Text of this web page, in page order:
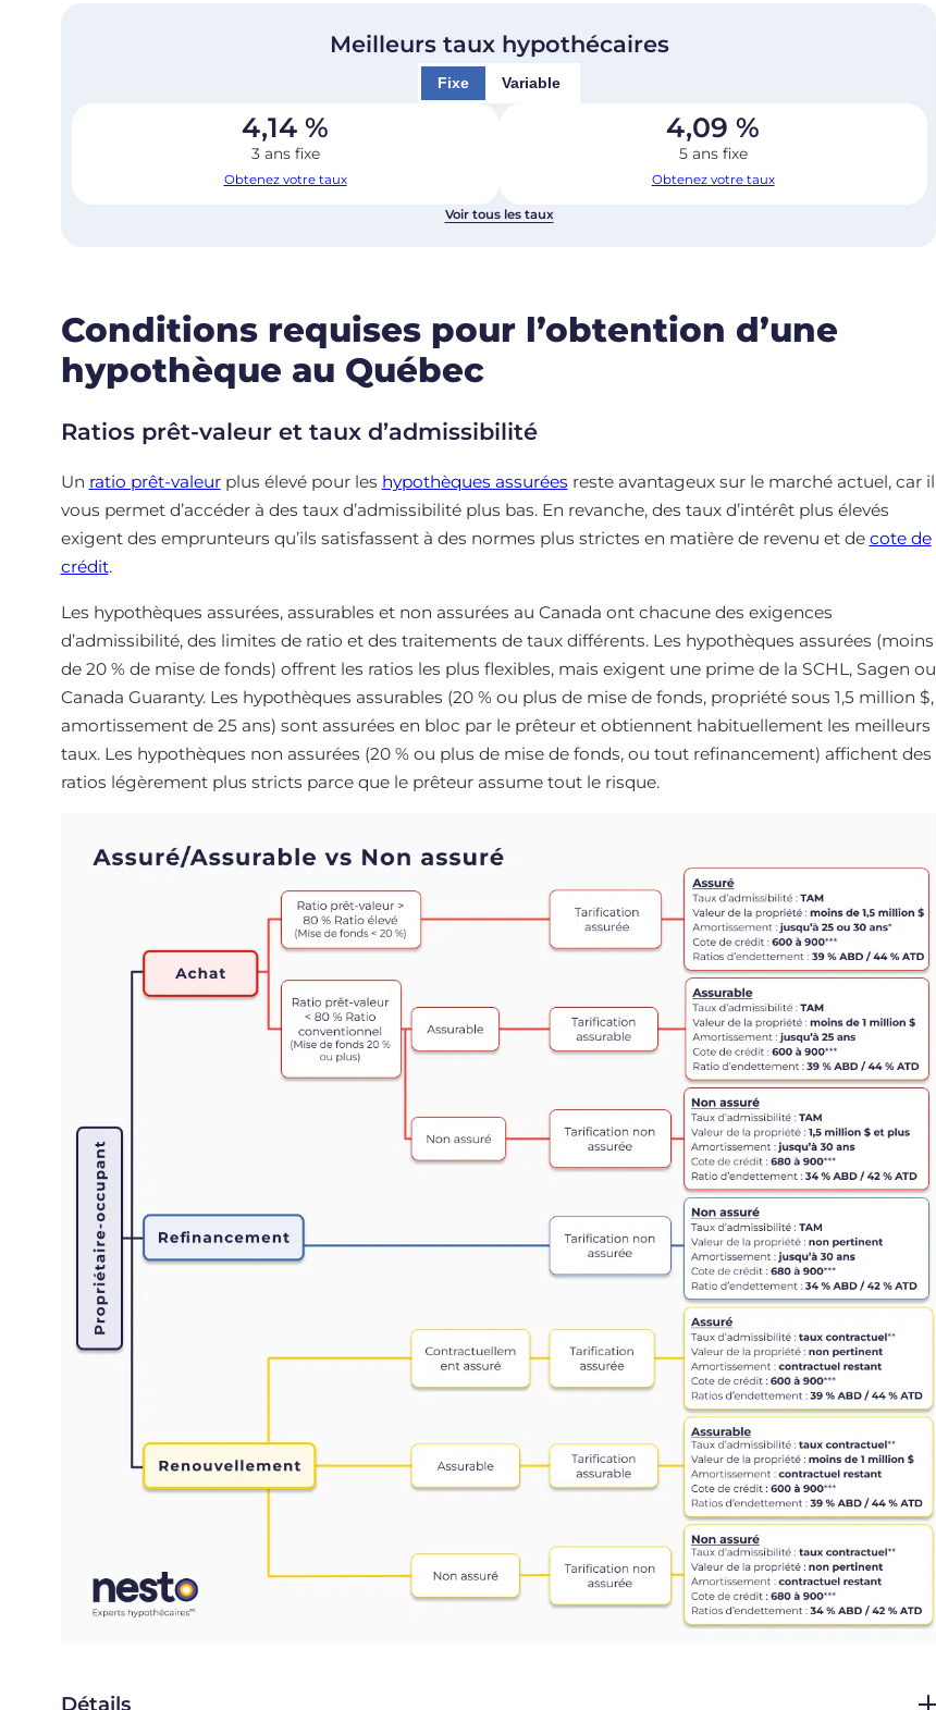
Meilleurs taux hypothécaires
Fixe Variable
4,14 %
3 ans fixe
Obtenez votre taux
4,09 %
5 ans fixe
Obtenez votre taux
Voir tous les taux
Conditions requises pour l’obtention d’une
hypothèque au Québec
Ratios prêt-valeur et taux d’admissibilité
Un ratio prêt-valeurplus élevé pour les hypothèques assurées reste avantageux sur le marché actuel, car il
vous permet d’accéder à des taux d’admissibilité plus bas. En revanche, des taux d’intérêt plus élevés
exigent des emprunteurs qu’ils satisfassent à des normes plus strictes en matière de revenu et de cote de
crédit.
Les hypothèques assurées, assurables et non assurées au Canada ont chacune des exigences
d’admissibilité, des limites de ratio et des traitements de taux différents. Les hypothèques assurées (moins
de 20 % de mise de fonds) offrent les ratios les plus flexibles, mais exigent une prime de la SCHL, Sagen ou
Canada Guaranty. Les hypothèques assurables (20 % ou plus de mise de fonds, propriété sous 1,5 million $,
amortissement de 25 ans) sont assurées en bloc par le prêteur et obtiennent habituellement les meilleurs
taux. Les hypothèques non assurées (20 % ou plus de mise de fonds, ou tout refinancement) affichent des
ratios légèrement plus stricts parce que le prêteur assume tout le risque.
Détails